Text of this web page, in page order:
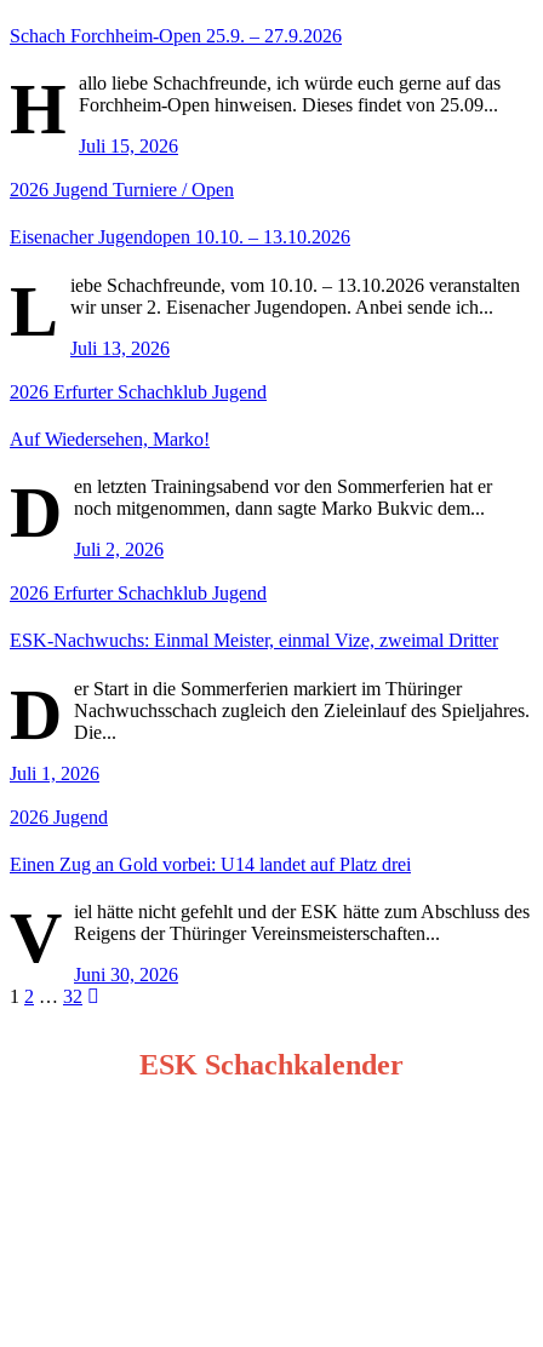
Schach Forchheim-Open 25.9. – 27.9.2026
H
allo liebe Schachfreunde, ich würde euch gerne auf das
Forchheim-Open hinweisen. Dieses findet von 25.09...
Juli 15, 2026
2026 Jugend Turniere / Open
Eisenacher Jugendopen 10.10. – 13.10.2026
L
iebe Schachfreunde, vom 10.10. – 13.10.2026 veranstalten
wir unser 2. Eisenacher Jugendopen. Anbei sende ich...
Juli 13, 2026
2026 Erfurter Schachklub Jugend
Auf Wiedersehen, Marko!
D
en letzten Trainingsabend vor den Sommerferien hat er
noch mitgenommen, dann sagte Marko Bukvic dem...
Juli 2, 2026
2026 Erfurter Schachklub Jugend
ESK-Nachwuchs: Einmal Meister, einmal Vize, zweimal Dritter
D
er Start in die Sommerferien markiert im Thüringer
Nachwuchsschach zugleich den Zieleinlauf des Spieljahres.
Die...
Juli 1, 2026
2026 Jugend
Einen Zug an Gold vorbei: U14 landet auf Platz drei
V iel hätte nicht gefehlt und der ESK hätte zum Abschluss des
Reigens der Thüringer Vereinsmeisterschaften...
Juni 30, 2026
Seitennummerierung
1 2 … 32
ESK Schachkalender